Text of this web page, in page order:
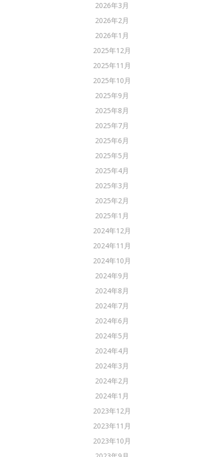
2026年3月
2026年2月
2026年1月
2025年12月
2025年11月
2025年10月
2025年9月
2025年8月
2025年7月
2025年6月
2025年5月
2025年4月
2025年3月
2025年2月
2025年1月
2024年12月
2024年11月
2024年10月
2024年9月
2024年8月
2024年7月
2024年6月
2024年5月
2024年4月
2024年3月
2024年2月
2024年1月
2023年12月
2023年11月
2023年10月